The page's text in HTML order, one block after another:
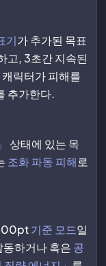
기가 추가된 목표
고, 3초간 지속된
릭터가 피해를
추가한다.
상태에 있는 목
조화 파동 피해 로
기준 모드일
동하거나 혹은 공